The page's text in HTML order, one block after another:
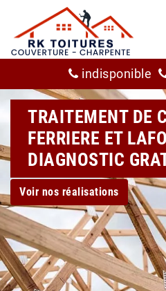
indisponible
TRAITEMENT DE
FERRIERE ET
DIAGNOSTIC
Voir nos réalisations